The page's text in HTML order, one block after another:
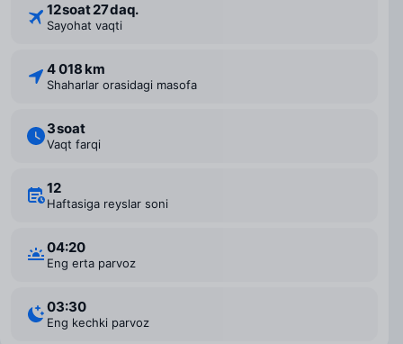
12 ⁠soat 27 ⁠daq.
Sayohat vaqti
4 018 km
Shaharlar orasidagi masofa
3 ⁠soat
Vaqt farqi
12
Haftasiga reyslar soni
04:20
Eng erta parvoz
03:30
Eng kechki parvoz